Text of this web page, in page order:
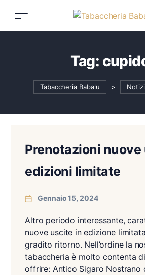
Tag:
Tabaccheria Babalu >
Prenotazioni
edizioni limitate
Gennaio 15, 2024
Altro periodo interessante,
nuove uscite in edizione
gradito ritorno. Nell’ordine la
tabaccheria è molto contenta
offrire: Antico Sigaro Nostrano